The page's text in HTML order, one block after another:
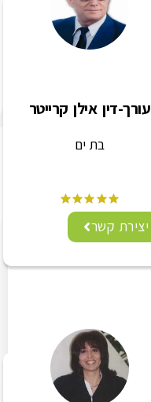
עורך-דין אילן קרייטר
בת ים
יצירת קשר